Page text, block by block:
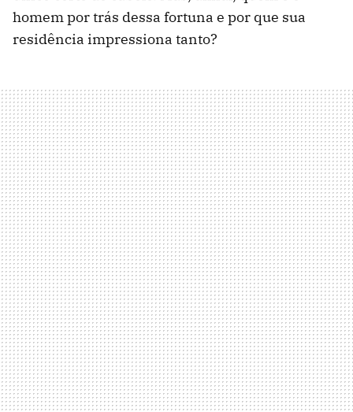
homem por trás dessa fortuna e por que sua
residência impressiona tanto?